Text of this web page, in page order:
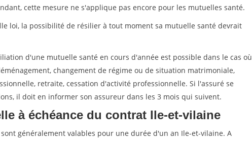
cette mesure ne s'applique pas encore pour les mutuelles santé.
loi, la possibilité de résilier à tout moment sa mutuelle santé devrait
d'une mutuelle santé en cours d'année est possible dans le cas où
changement de régime ou de situation matrimoniale,
retraite, cessation d'activité professionnelle. Si l'assuré se
il doit en informer son assureur dans les 3 mois qui suivent.
à échéance du contrat Ile-et-vilaine
généralement valables pour une durée d'un an Ile-et-vilaine. A